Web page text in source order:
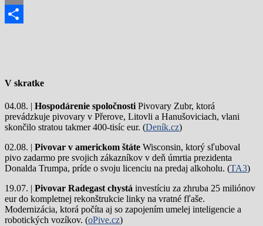
Email
V skratke
04.08. | Hospodárenie spoločnosti Pivovary Zubr, ktorá
prevádzkuje pivovary v Přerove, Litovli a Hanušoviciach, vlani
skončilo stratou takmer 400-tisíc eur. (Deník.cz)
02.08. | Pivovar v americkom štáte Wisconsin, ktorý sľuboval
pivo zadarmo pre svojich zákazníkov v deň úmrtia prezidenta
Donalda Trumpa, príde o svoju licenciu na predaj alkoholu. (TA3)
19.07. | Pivovar Radegast chystá investíciu za zhruba 25 miliónov
eur do kompletnej rekonštrukcie linky na vratné fľaše.
Modernizácia, ktorá počíta aj so zapojením umelej inteligencie a
robotických vozíkov. (oPive.cz)